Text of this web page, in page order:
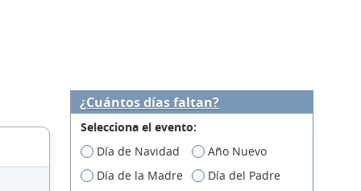
¿Cuántos días faltan?
Selecciona el evento:
Día de Navidad
Año Nuevo
Día de la Madre
Día del Padre